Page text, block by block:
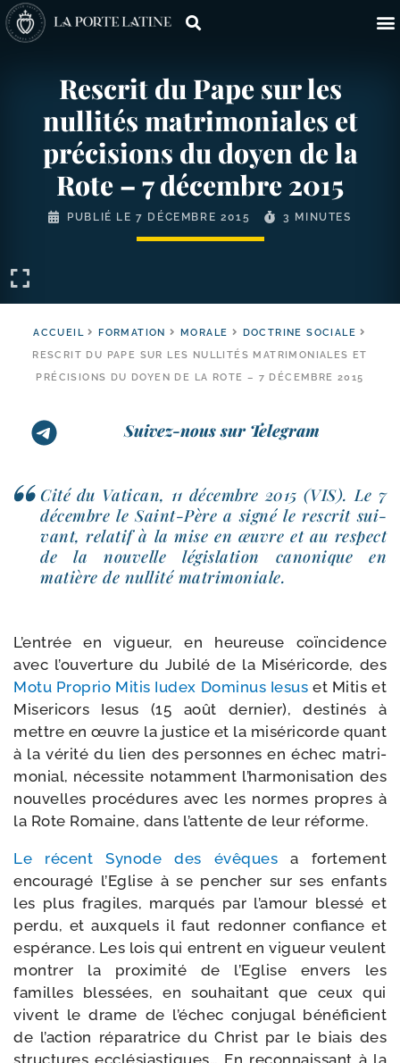
Rescrit du Pape sur les
nullités matrimoniales et
précisions du doyen de la
Rote – 7 décembre 2015
PUBLIÉ LE7 DÉCEMBRE 2015 3 MINUTES
ACCUEIL FORMATION MORALE
DOCTRINE SOCIALE
RESCRIT DU PAPE SUR LES NULLITÉS MATRIMONIALES ET
PRÉCISIONS DU DOYEN DE LA ROTE – 7 DÉCEMBRE 2015
Suivez-nous sur Telegram
Cité du Vatican, 11 décembre 2015 (VIS). Le 7
décembre le Saint-​Père a signé le res­crit sui­
vant, rela­tif à la mise en œuvre et au res­pect
de la nou­velle légis­la­tion cano­nique en
matière de nul­li­té matrimoniale.
L’entrée en vigueur, en heu­reuse coïn­ci­dence
avec l’ouverture du Jubilé de la Miséricorde, des
Motu Proprio Mitis Iudex Dominus Iesus et Mitis et
Misericors Iesus (15 août der­nier), des­ti­nés à
mettre en œuvre la jus­tice et la misé­ri­corde quant
à la véri­té du lien des per­sonnes en échec matri­
mo­nial, néces­site notam­ment l’harmonisation des
nou­velles pro­cé­dures avec les normes propres à
la Rote Romaine, dans l’attente de leur réforme.
Le récent Synode des évêques a for­te­ment
encou­ra­gé l’Eglise à se pen­cher sur ses enfants
les plus fra­giles, mar­qués par l’amour bles­sé et
per­du, et aux­quels il faut redon­ner confiance et
espé­rance. Les lois qui entrent en vigueur veulent
mon­trer la proxi­mi­té de l’Eglise envers les
familles bles­sées, en sou­hai­tant que ceux qui
vivent le drame de l’échec conju­gal béné­fi­cient
de l’action répa­ra­trice du Christ par le biais des
struc­tures ecclé­sias­tiques… En recon­nais­sant à la